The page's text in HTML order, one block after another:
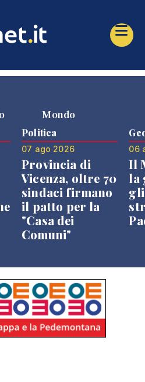
Mondo
Politica
07 ago 2026
Provincia di
Vicenza, oltre 70
sindaci firmano
il patto per la
"Casa dei
Comuni"
06
Il
la